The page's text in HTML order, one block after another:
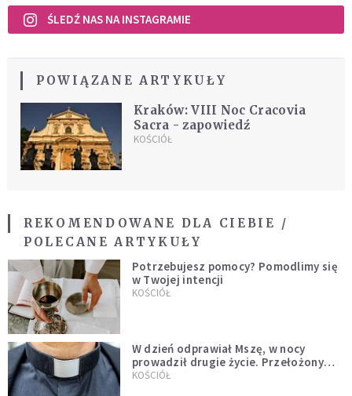
ŚLEDŹ NAS NA INSTAGRAMIE
POWIĄZANE ARTYKUŁY
Kraków: VIII Noc Cracovia
Sacra - zapowiedź
KOŚCIÓŁ
REKOMENDOWANE DLA CIEBIE /
POLECANE ARTYKUŁY
Potrzebujesz pomocy? Pomodlimy się
w Twojej intencji
KOŚCIÓŁ
W dzień odprawiał Mszę, w nocy
prowadził drugie życie. Przełożony
kazał mu opuścić zakon
KOŚCIÓŁ